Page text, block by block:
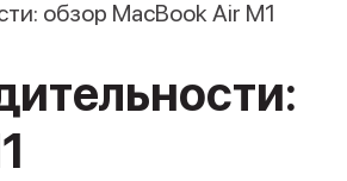
обзор MacBook Air M1